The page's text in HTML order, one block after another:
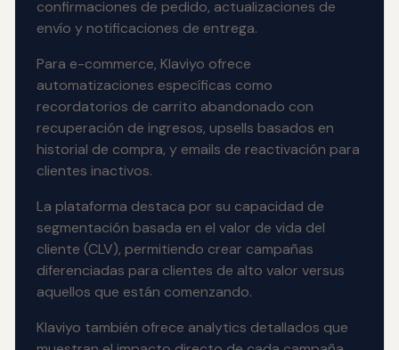
confirmaciones de pedido, actualizaciones de
envío y notificaciones de entrega.
Para e-commerce, Klaviyo ofrece
automatizaciones específicas como
recordatorios de carrito abandonado con
recuperación de ingresos, upsells basados en
historial de compra, y emails de reactivación para
clientes inactivos.
La plataforma destaca por su capacidad de
segmentación basada en el valor de vida del
cliente (CLV), permitiendo crear campañas
diferenciadas para clientes de alto valor versus
aquellos que están comenzando.
Klaviyo también ofrece analytics detallados que